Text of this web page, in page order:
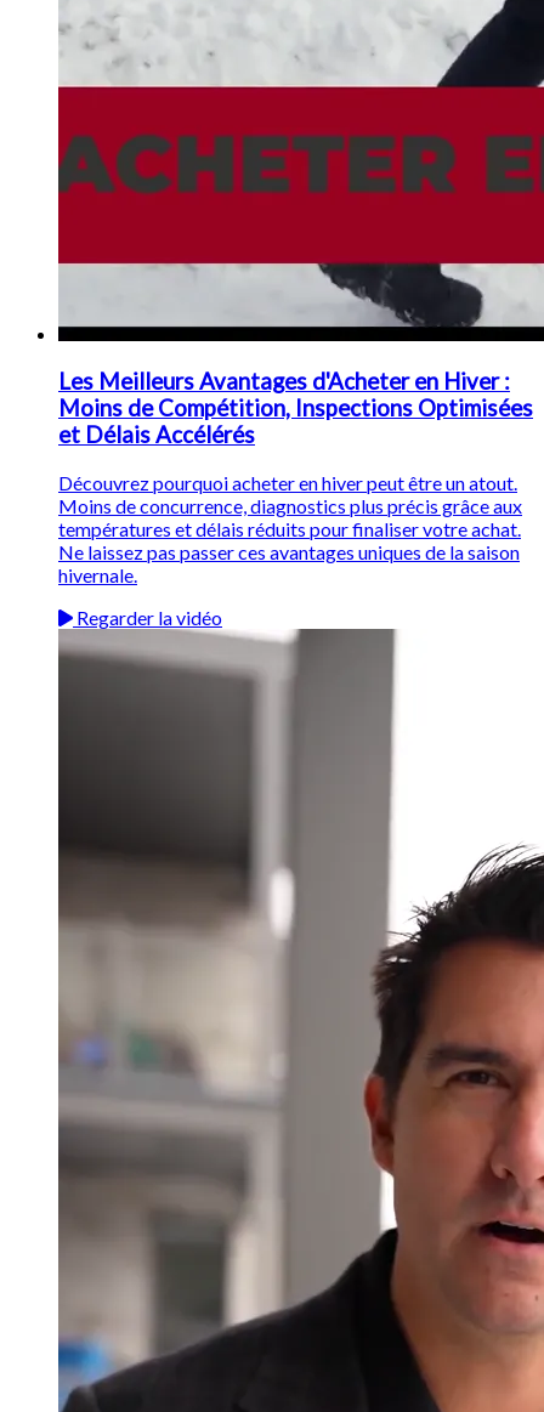
Les Meilleurs Avantages d'Acheter en Hiver :
Moins de Compétition, Inspections Optimisées
et Délais Accélérés
Découvrez pourquoi acheter en hiver peut être un atout.
Moins de concurrence, diagnostics plus précis grâce aux
températures et délais réduits pour finaliser votre achat.
Ne laissez pas passer ces avantages uniques de la saison
hivernale.
Regarder la vidéo